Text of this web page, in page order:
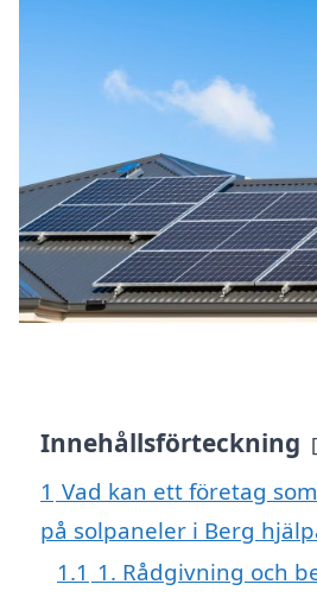
Innehållsförteckning
1 Vad kan ett företag
på solpaneler i Berg
1.1 1. Rådgivning och